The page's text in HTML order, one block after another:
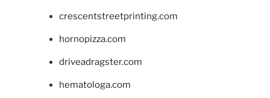
crescentstreetprinting.com
hornopizza.com
driveadragster.com
hematologa.com